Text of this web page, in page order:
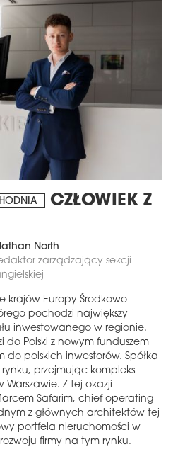
CZŁOWIEK Z
North
zarządzający sekcji
krajów Europy Środkowo-
pochodzi największy
inwestowanego w regionie.
do Polski z nowym funduszem
do polskich inwestorów. Spółka
przejmując kompleks
Warszawie. Z tej okazji
Safarim, chief operating
z głównych architektów tej
portfela nieruchomości w
firmy na tym rynku.